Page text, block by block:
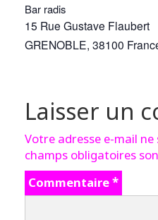
Bar radis
15 Rue Gustave Flaubert
GRENOBLE, 38100
Laisser un
Votre adresse e-mail ne
champs obligatoires
Commentaire*